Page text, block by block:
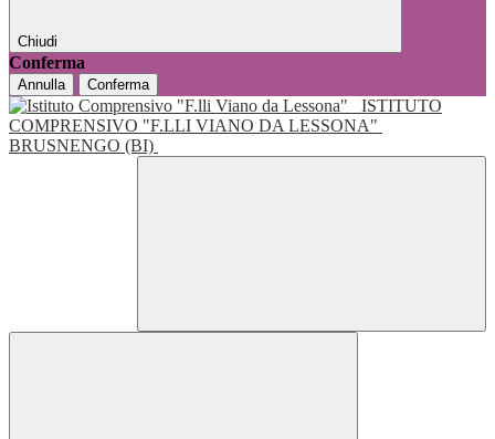
Chiudi
Conferma
Annulla Conferma
ISTITUTO
COMPRENSIVO "F.LLI VIANO DA LESSONA"
BRUSNENGO (BI)